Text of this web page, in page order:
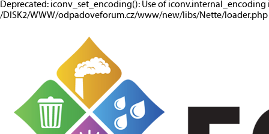
Deprecated: iconv_set_encoding(): Use of iconv.internal_encoding
/DISK2/WWW/odpadoveforum.cz/www/new/libs/Nette/loader.php